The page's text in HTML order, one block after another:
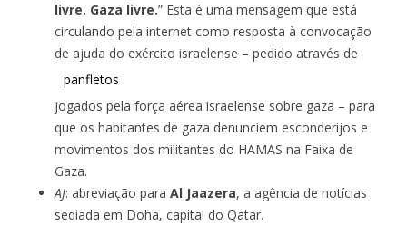
livre. Gaza livre.” Esta é uma mensagem que está
circulando pela internet como resposta à convocação
de ajuda do exército israelense – pedido através de
panfletos
jogados pela força aérea israelense sobre gaza – para
que os habitantes de gaza denunciem esconderijos e
movimentos dos militantes do HAMAS na Faixa de
Gaza.
AJ: abreviação para Al Jaazera, a agência de notícias
sediada em Doha, capital do Qatar.